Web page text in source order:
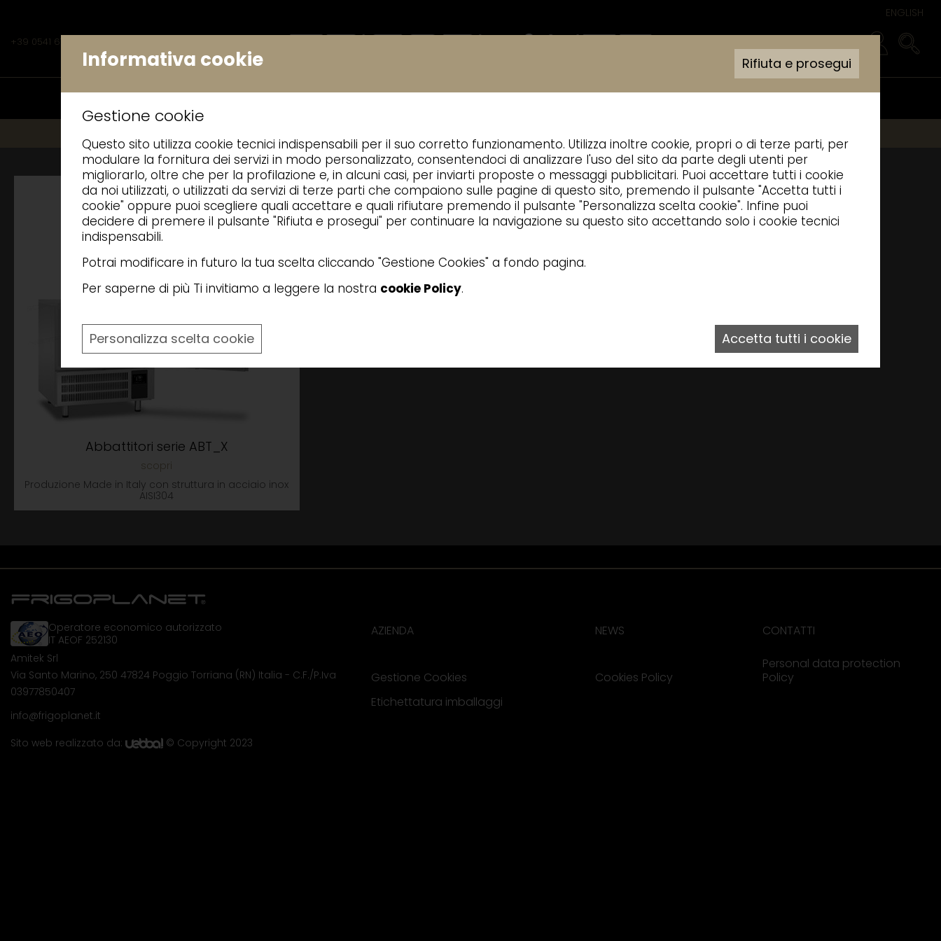
ENGLISH
+39 0541 675541
PRODOTTI AZIENDA NEWS CONTATTI APPROFONDIMENTI AREA RISERVATA
Abbattitori serie ABT_X
Produzione Made in Italy con struttura in acciaio inox
AISI304
Operatore economico autorizzato
IT AEOF 252130
Amitek Srl
Via Santo Marino, 250 47824 Poggio Torriana (RN) Italia - C.F./P.Iva
03977850407
info@frigoplanet.it
Sito web realizzato da:
© Copyright 2023
AZIENDA NEWS CONTATTI
Gestione Cookies Cookies Policy
Personal data protection
Policy
Etichettatura imballaggi
Informativa cookie Rifiuta e prosegui
Gestione cookie
Questo sito utilizza cookie tecnici indispensabili per il suo corretto funzionamento. Utilizza inoltre cookie, propri o di terze parti, per
modulare la fornitura dei servizi in modo personalizzato, consentendoci di analizzare l'uso del sito da parte degli utenti per
migliorarlo, oltre che per la profilazione e, in alcuni casi, per inviarti proposte o messaggi pubblicitari. Puoi accettare tutti i cookie
da noi utilizzati, o utilizzati da servizi di terze parti che compaiono sulle pagine di questo sito, premendo il pulsante "Accetta tutti i
cookie" oppure puoi scegliere quali accettare e quali rifiutare premendo il pulsante "Personalizza scelta cookie". Infine puoi
decidere di premere il pulsante "Rifiuta e prosegui" per continuare la navigazione su questo sito accettando solo i cookie tecnici
indispensabili.
Potrai modificare in futuro la tua scelta cliccando "Gestione Cookies" a fondo pagina.
Per saperne di più Ti invitiamo a leggere la nostra cookie Policy.
Personalizza scelta cookie Accetta tutti i cookie